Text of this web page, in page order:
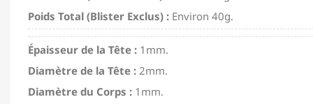
Poids Total (Blister Exclus) : Environ 40g.
Épaisseur de la Tête : 1mm.
Diamètre de la Tête : 2mm.
Diamètre du Corps : 1mm.